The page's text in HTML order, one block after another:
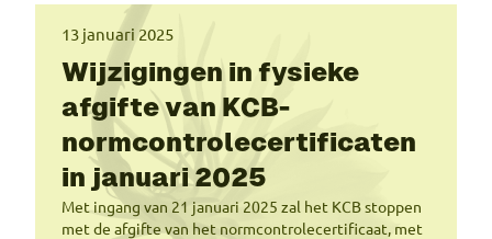
13 januari 2025
Wijzigingen in fysieke
afgifte van KCB-
normcontrolecertificaten
in januari 2025
Met ingang van 21 januari 2025 zal het KCB stoppen
met de afgifte van het normcontrolecertificaat, met